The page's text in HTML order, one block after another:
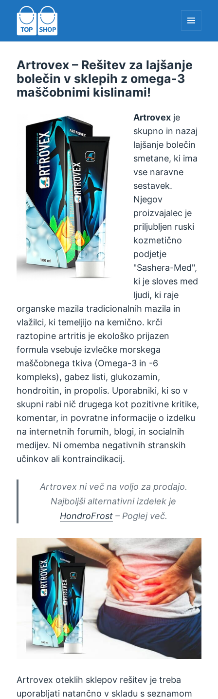
IN
Artrovex – Rešitev za lajšanje
bolečin v sklepih z omega-3
maščobnimi kislinami!
Artrovex je
skupno in nazaj
lajšanje bolečin
smetane, ki ima
vse naravne
sestavek.
Njegov
proizvajalec je
priljubljen ruski
kozmetično
podjetje
"Sashera-Med",
ki je sloves med
ljudi, ki raje
organske mazila tradicionalnih mazila in
vlažilci, ki temeljijo na kemično. krči
raztopine artritis je ekološko prijazen
formula vsebuje izvlečke morskega
maščobnega tkiva (Omega-3 in -6
kompleks), gabez listi, glukozamin,
hondroitin, in propolis. Uporabniki, ki so v
skupni rabi nič drugega kot pozitivne kritike,
komentar, in povratne informacije o izdelku
na internetnih forumih, blogi, in socialnih
medijev. Ni omemba negativnih stranskih
učinkov ali kontraindikacij.
Artrovex ni več na voljo za prodajo.
Najboljši alternativni izdelek je
HondroFrost– Poglej več.
Artrovex oteklih sklepov rešitev je treba
uporabljati natančno v skladu s seznamom